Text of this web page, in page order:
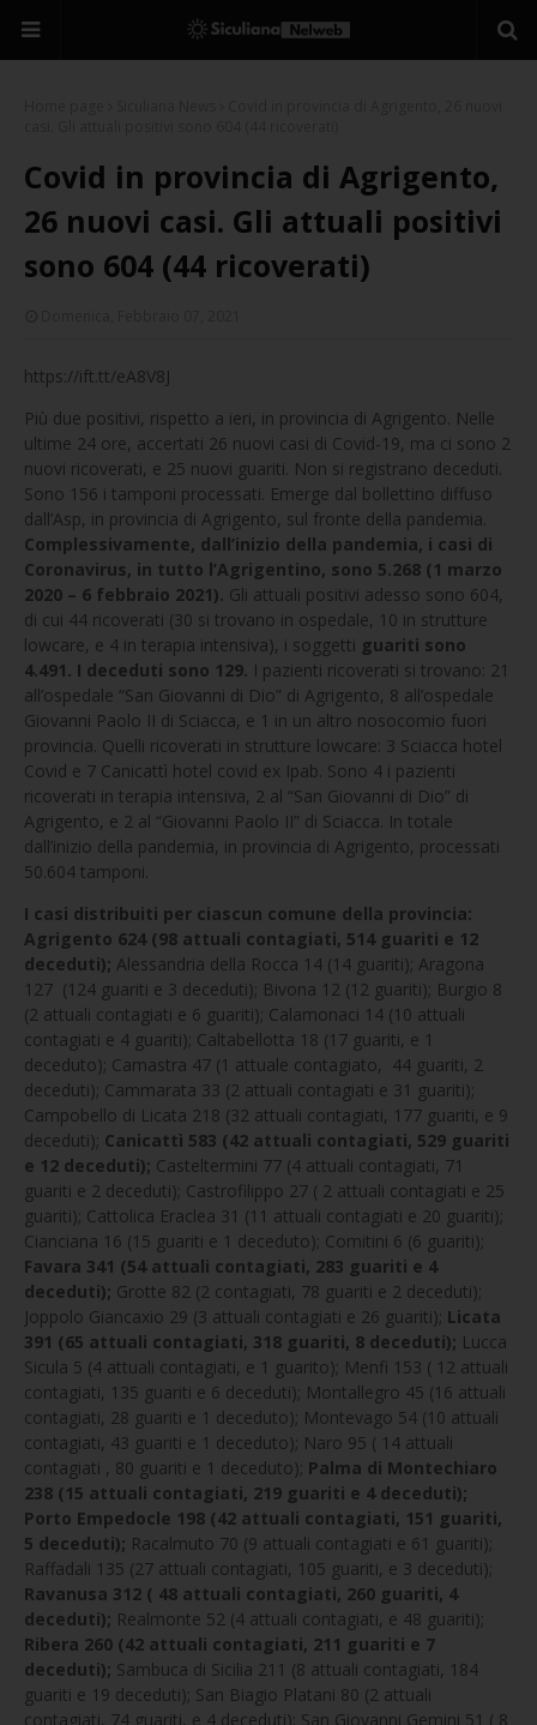
Covid in provincia di Agrigento,
26 nuovi casi. Gli attuali positivi
sono 604 (44 ricoverati)
https://ift.tt/eA8V8J
Più due positivi, rispetto a ieri, in provincia di Agrigento. Nelle
ultime 24 ore, accertati 26 nuovi casi di Covid-19, ma ci sono 2
nuovi ricoverati, e 25 nuovi guariti. Non si registrano deceduti.
Sono 156 i tamponi processati. Emerge dal bollettino diffuso
dall’Asp, in provincia di Agrigento, sul fronte della pandemia.
Complessivamente, dall’inizio della pandemia, i casi di
Coronavirus, in tutto l’Agrigentino, sono 5.268 (1 marzo
2020 – 6 febbraio 2021). Gli attuali positivi adesso sono 604,
di cui 44 ricoverati (30 si trovano in ospedale, 10 in strutture
lowcare, e 4 in terapia intensiva), i soggetti guariti sono
4.491. I deceduti sono 129. I pazienti ricoverati si trovano: 21
all’ospedale “San Giovanni di Dio” di Agrigento, 8 all’ospedale
Giovanni Paolo II di Sciacca, e 1 in un altro nosocomio fuori
provincia. Quelli ricoverati in strutture lowcare: 3 Sciacca hotel
Covid e 7 Canicattì hotel covid ex Ipab. Sono 4 i pazienti
ricoverati in terapia intensiva, 2 al “San Giovanni di Dio” di
Agrigento, e 2 al “Giovanni Paolo II” di Sciacca. In totale
dall’inizio della pandemia, in provincia di Agrigento, processati
50.604 tamponi.
I casi distribuiti per ciascun comune della provincia:
Agrigento 624 (98 attuali contagiati, 514 guariti e 12
deceduti); Alessandria della Rocca 14 (14 guariti); Aragona
127 (124 guariti e 3 deceduti); Bivona 12 (12 guariti); Burgio 8
(2 attuali contagiati e 6 guariti); Calamonaci 14 (10 attuali
contagiati e 4 guariti); Caltabellotta 18 (17 guariti, e 1
deceduto); Camastra 47 (1 attuale contagiato, 44 guariti, 2
deceduti); Cammarata 33 (2 attuali contagiati e 31 guariti);
Campobello di Licata 218 (32 attuali contagiati, 177 guariti, e 9
deceduti); Canicattì 583 (42 attuali contagiati, 529 guariti
e 12 deceduti); Casteltermini 77 (4 attuali contagiati, 71
guariti e 2 deceduti); Castrofilippo 27 ( 2 attuali contagiati e 25
guariti); Cattolica Eraclea 31 (11 attuali contagiati e 20 guariti);
Cianciana 16 (15 guariti e 1 deceduto); Comitini 6 (6 guariti);
Favara 341 (54 attuali contagiati, 283 guariti e 4
deceduti); Grotte 82 (2 contagiati, 78 guariti e 2 deceduti);
Joppolo Giancaxio 29 (3 attuali contagiati e 26 guariti); Licata
391 (65 attuali contagiati, 318 guariti, 8 deceduti); Lucca
Sicula 5 (4 attuali contagiati, e 1 guarito); Menfi 153 ( 12 attuali
contagiati, 135 guariti e 6 deceduti); Montallegro 45 (16 attuali
contagiati, 28 guariti e 1 deceduto); Montevago 54 (10 attuali
contagiati, 43 guariti e 1 deceduto); Naro 95 ( 14 attuali
contagiati , 80 guariti e 1 deceduto); Palma di Montechiaro
238 (15 attuali contagiati, 219 guariti e 4 deceduti);
Porto Empedocle 198 (42 attuali contagiati, 151 guariti,
5 deceduti); Racalmuto 70 (9 attuali contagiati e 61 guariti);
Raffadali 135 (27 attuali contagiati, 105 guariti, e 3 deceduti);
Ravanusa 312 ( 48 attuali contagiati, 260 guariti, 4
deceduti); Realmonte 52 (4 attuali contagiati, e 48 guariti);
Ribera 260 (42 attuali contagiati, 211 guariti e 7
deceduti); Sambuca di Sicilia 211 (8 attuali contagiati, 184
guariti e 19 deceduti); San Biagio Platani 80 (2 attuali
contagiati, 74 guariti, e 4 deceduti); San Giovanni Gemini 51 ( 8